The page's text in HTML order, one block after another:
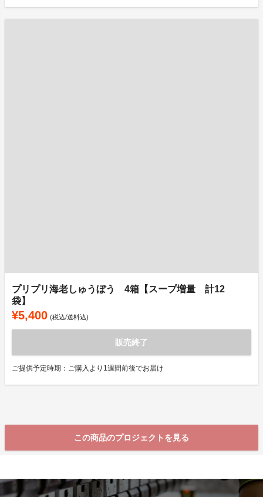
プリプリ海老しゅうぼう 4箱【スープ増量 計12
袋】
¥5,400 (税込/送料込)
販売終了
ご提供予定時期：ご購入より1週間前後でお届け
この商品のプロジェクトを見る